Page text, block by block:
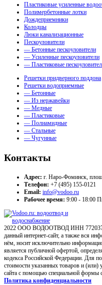
Пластиковые усиленные
Полимербетонные лотки
Дождеприемники
Колодцы
Люки канализационные
Пескоуловители
— Бетонные пескоуловители
— Усиленные пескоуловители
— Пластиковые
Решетки придверного поддона
Решетки водоприемные
— Бетонные
— Из нержавейки
— Медные
— Пластиковые
— Полиамидные
— Стальные
— Чугунные
Контакты
Адрес: г. Наро-Фоминск,
Телефон: +7 (495) 155-0121
Email: info@vodoo.ru
Рабочее время: 9:00 - 18:00
2022 ООО ВОДООТВОД ИНН
данный интернет-сайт, а также вся
нём, носит исключительно
является публичной офертой,
кодекса Российской Федерации. Для
стоимости указанных товаров и (или)
сайта с помощью специальной формы
Политика конфиденциальности